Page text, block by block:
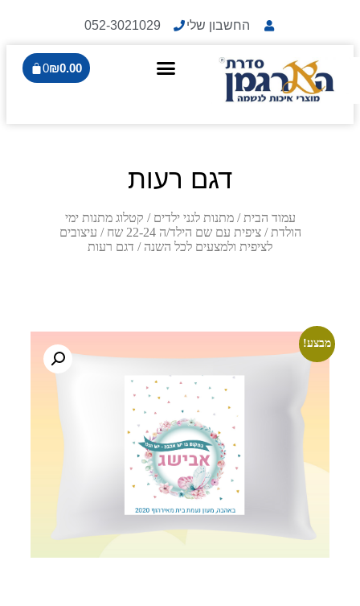
החשבון שלי 052-3021029
₪0.00
0
דגם רעות
עמוד הבית /מתנות לגני ילדים / קטלוג מתנות ימי
הולדת /ציפית עם שם הילד/ה 22-24 שח / עיצובים
לציפית ולמצעים לכל השנה / דגם רעות
מבצע!